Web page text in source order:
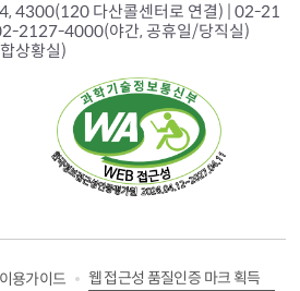
4300(120 다산콜센터로 연결) | 02-21
2127-4000(야간, 공휴일/당직실)
상황실)
용가이드 웹 접근성 품질인증 마크 획득